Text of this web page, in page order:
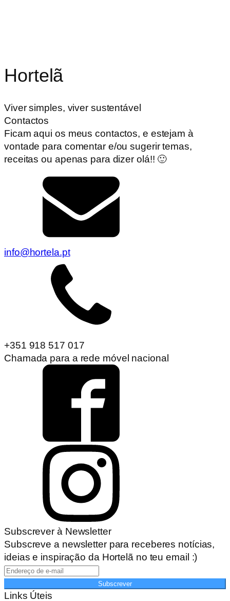
Hortelã
Viver simples, viver sustentável
Contactos
Ficam aqui os meus contactos, e estejam à
vontade para comentar e/ou sugerir temas,
receitas ou apenas para dizer olá!! 🙂
info@hortela.pt
+351 918 517 017
Chamada para a rede móvel nacional
Subscrever à Newsletter
Subscreve a newsletter para receberes notícias,
ideias e inspiração da Hortelã no teu email :)
Subscrever
Links Úteis